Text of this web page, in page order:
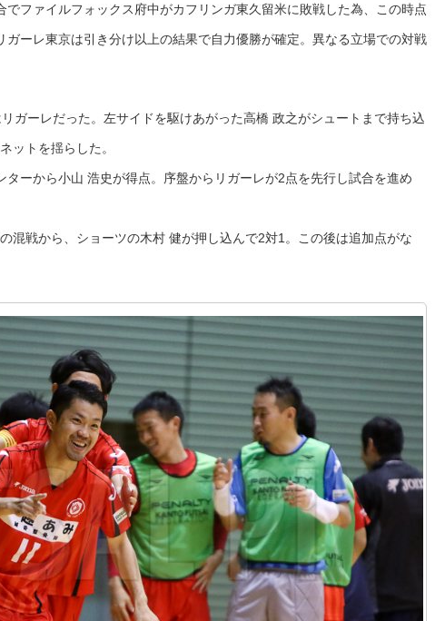
ファイルフォックス府中がカフリンガ東久留米に敗戦した為、この時点
ガーレ東京は引き分け以上の結果で自力優勝が確定。異なる立場での対戦
ガーレだった。左サイドを駆けあがった高橋 政之がシュートまで持ち込
ットを揺らした。
ーから小山 浩史が得点。序盤からリガーレが2点を先行し試合を進め
混戦から、ショーツの木村 健が押し込んで2対1。この後は追加点がな